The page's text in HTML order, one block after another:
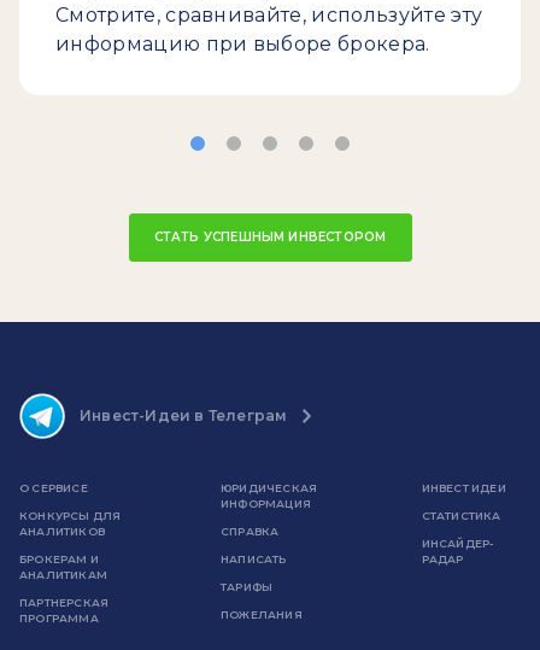
Смотрите, сравнивайте, используйте эту
информацию при выборе брокера.
СТАТЬ УСПЕШНЫМ ИНВЕСТОРОМ
Инвест-Идеи в Телеграм
О СЕРВИСЕ
КОНКУРСЫ ДЛЯ
АНАЛИТИКОВ
БРОКЕРАМ И
АНАЛИТИКАМ
ПАРТНЕРСКАЯ
ПРОГРАММА
ЮРИДИЧЕСКАЯ
ИНФОРМАЦИЯ
СПРАВКА
НАПИСАТЬ
ТАРИФЫ
ПОЖЕЛАНИЯ
ИНВЕСТ ИДЕИ
СТАТИСТИКА
ИНСАЙДЕР-
РАДАР